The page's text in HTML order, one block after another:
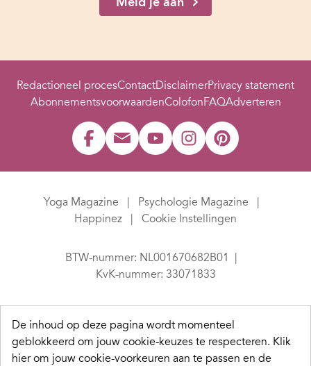
Redactioneel procesContactDisclaimerPrivacy statement
AbonnementsvoorwaardenColofonFAQAdverteren
Yoga Magazine
Psychologie Magazine
Happinez
Cookie Instellingen
BTW-nummer: NL001670682B01
KvK-nummer: 33071833
De inhoud op deze pagina wordt momenteel
geblokkeerd om jouw cookie-keuzes te respecteren. Klik
hier om jouw cookie-voorkeuren aan te passen en de